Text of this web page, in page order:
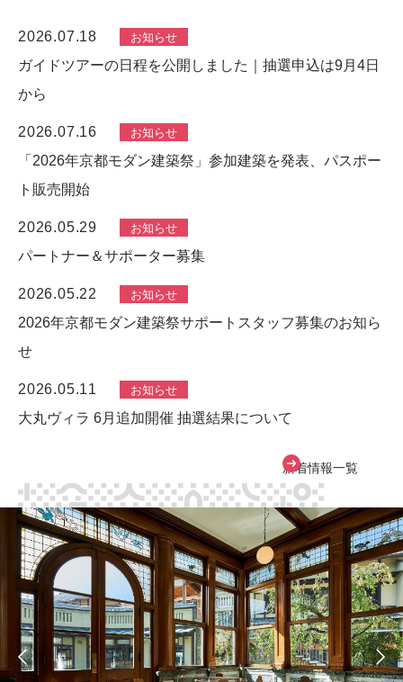
2026.07.18 お知らせ
ガイドツアーの日程を公開しました｜抽選申込は9月4日
から
2026.07.16 お知らせ
「2026年京都モダン建築祭」参加建築を発表、パスポー
ト販売開始
2026.05.29 お知らせ
パートナー＆サポーター募集
2026.05.22 お知らせ
2026年京都モダン建築祭サポートスタッフ募集のお知ら
せ
2026.05.11 お知らせ
大丸ヴィラ 6月追加開催 抽選結果について
新着情報一覧